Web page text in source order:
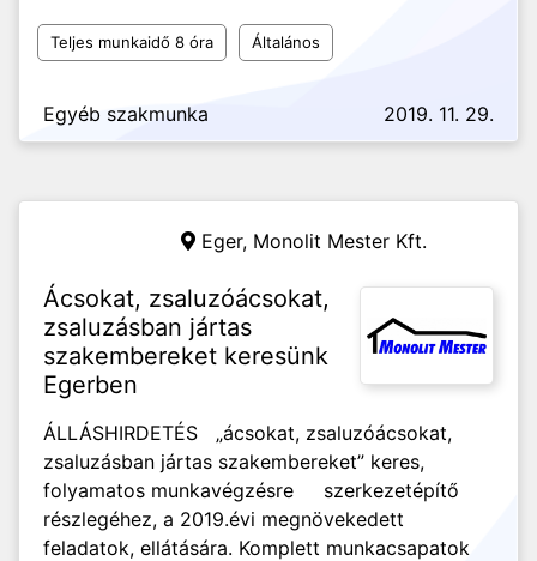
Teljes munkaidő 8 óra Általános
Egyéb szakmunka 2019. 11. 29.
Eger, Monolit Mester Kft.
Ácsokat, zsaluzóácsokat,
zsaluzásban jártas
szakembereket keresünk
Egerben
ÁLLÁSHIRDETÉS „ácsokat, zsaluzóácsokat,
zsaluzásban jártas szakembereket” keres,
folyamatos munkavégzésre szerkezetépítő
részlegéhez, a 2019.évi megnövekedett
feladatok, ellátására. Komplett munkacsapatok